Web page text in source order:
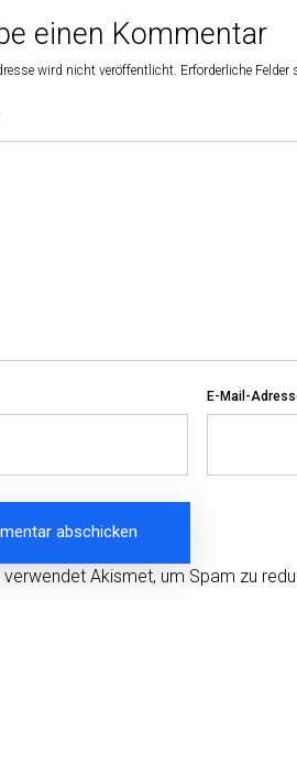
einen Kommentar
wird nicht veröffentlicht. Erforderliche
E-Mail-
verwendet Akismet, um Spam zu